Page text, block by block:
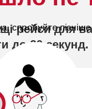
спробуйте пізніше
рейси для
до 20 секунд.